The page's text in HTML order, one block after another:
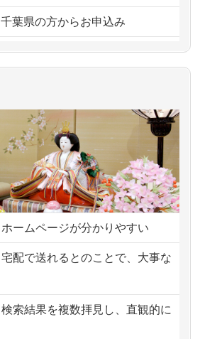
千葉県の方からお申込み
東京都の方からお申込み
愛知県の方からお申込み
虎ノ門の方からお申込み
千葉県の方からお申込み
神奈川の方からお申込み
神奈川の方からお申込み
相模原の方からお申込み
ホームページが分かりやすい
宅配で送れるとのことで、大事な
検索結果を複数拝見し、直観的に